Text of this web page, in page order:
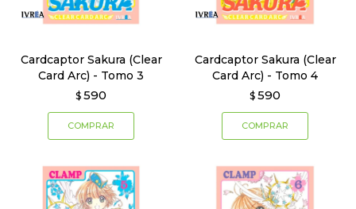
Cardcaptor Sakura (Clear
Card Arc) - Tomo 3
$ 590
Cardcaptor Sakura (Clear
Card Arc) - Tomo 4
$ 590